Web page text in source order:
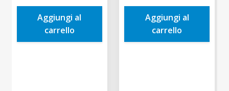
era:
1,00€.
è:
Aggiungi al
carrello
era:
1,00€.
è:
Aggiungi al
carrello